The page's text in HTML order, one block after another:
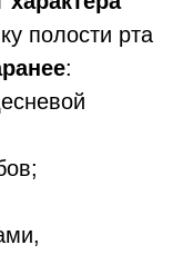
полости рта
: